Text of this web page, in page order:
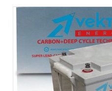
скидки, и теперь товар
дешевле, чем у
посуда, […]